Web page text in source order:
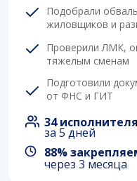
Подобрали
жиловщиков и
Проверили ЛМК,
тяжелым сменам
Подготовили
от ФНС и ГИТ
34 исполнителя
88%
через 3 месяца
за 5 дней